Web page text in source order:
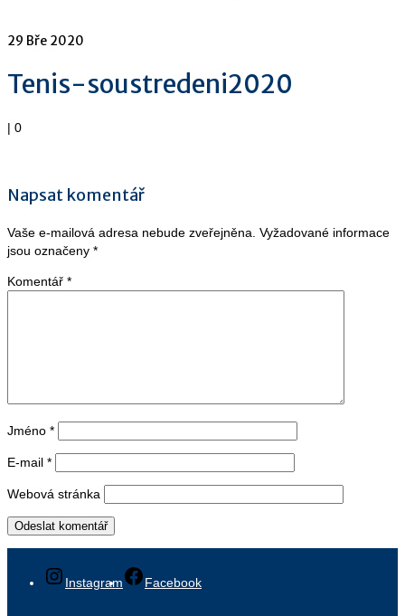
29 Bře 2020
Tenis-soustredeni2020
| 0
Napsat komentář
Vaše e-mailová adresa nebude zveřejněna. Vyžadované informace
jsou označeny *
Komentář *
Jméno *
E-mail *
Webová stránka
Instagram Facebook